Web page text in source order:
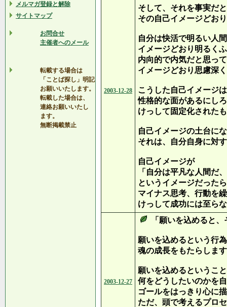
メルマガ登録と解除
サイトマップ
お問合せ
主催者へのメール
転載する場合は
「ことば探し」明記
お願いいたします。
転載した場合は、
連絡お願いいたし
ます。
無断掲載禁止
2003-12-28
そして、それを事実だ
その自己イメージどお
自分は快活で明るい人
イメージどおり明るく
内向的で内気だと思っ
イメージどおり思慮深
こうした自己イメージ
性格的な面があるにし
けっして固定化された
自己イメージの土台に
それは、自分自身に対
自己イメージが
「自分は平凡な人間だ
というイメージだった
マイナス思考、行動を
けっして成功には至ら
2003-12-27
「願いを込めると
願いを込めるという行
魂の成長をもたらしま
願いを込めるというこ
何をどうしたいのかを
ゴールをはっきり心に
ただ、頭で考えるプロ